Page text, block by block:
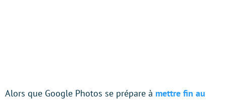
Alors que Google Photos se prépare à mettre fin au